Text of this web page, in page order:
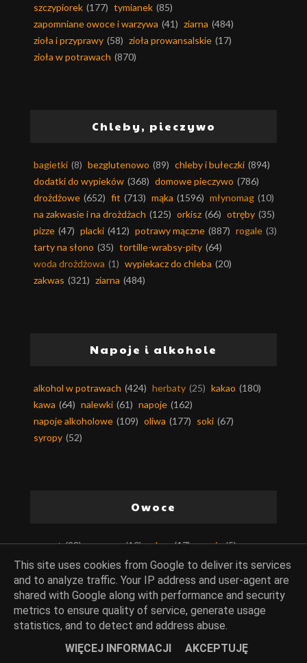
szczypiorek (177) tymianek (85)
zapomniane owoce i warzywa (41) ziarna (484)
zioła i przyprawy (58) zioła prowansalskie (17)
zioła w potrawach (870)
Chleby, pieczywo
bagietki (8) bezglutenowo (89) chleby i bułeczki (894)
dodatki do wypieków (368) domowe pieczywo (786)
drożdżowe (652) fit (713) mąka (1596) młynomag (10)
na zakwasie i na drożdżach (125) orkisz (66) otręby (35)
pizze (47) placki (412) potrawy mączne (887) rogale (3)
tarty na słono (35) tortille-wrabsy-pity (64)
woda drożdżowa (1) wypiekacz do chleba (20)
zakwas (321) ziarna (484)
Napoje i alkohole
alkohol w potrawach (424) herbaty (25) kakao (180)
kawa (64) nalewki (61) napoje (162)
napoje alkoholowe (109) oliwa (177) soki (67)
syropy (52)
Owoce
agrest (23) ananasy (10) arbuz (17) aronia (5)
awokado (99) bakalie (370) banany (50) borówki (95)
brzoskwinie (76) cytrusy (1008) czereśnie (69)
daktyle (15) dynia (262) figi (24) granat (14)
gruszki (60) jabłka (297) jagody (58) jeżyny (33)
kapary (8) karob (19) kasztany (7) kiwi (10)
(117) mango (45) marakuja (7) melon (3)
This site uses cookies from Google to deliver its services
and to analyze traffic. Your IP address and user-agent are
shared with Google along with performance and security
metrics to ensure quality of service, generate usage
statistics, and to detect and address abuse.
WIĘCEJ INFORMACJI
AKCEPTUJĘ